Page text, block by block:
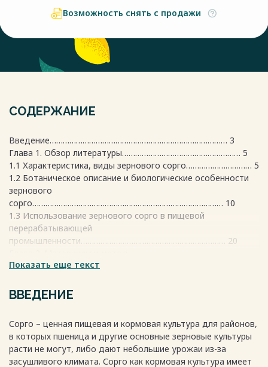
Возможность снять с продажи
СОДЕРЖАНИЕ
Введение……………………………………………………………………… 3
Глава 1. Обзор литературы……………………………………………… 5
1.1 Характеристика, виды зернового сорго………………………… 5
1.2 Ботаническое описание и биологические особенности
зернового
сорго…………………………………………………………………………… 10
1.3 Использование зернового сорго в пищевой
перерабатывающей
промышленности………………………………………………………… 20
исследования………………………… 24
исследований…………………… 27
3.1 Физико-технологические свойства зерна сорго ………….
3.2. Химический состав зерна сорго……………………………. 29
3.3. Влияние режимов холодного кондиционирования зерна
сорго на эффективность переработки его в
Показать еще текст
ВВЕДЕНИЕ
Сорго – ценная пищевая и кормовая культура для районов,
в которых пшеница и другие основные зерновые культуры
расти не могут, либо дают небольшие урожаи из-за
засушливого климата. Сорго как кормовая культура имеет